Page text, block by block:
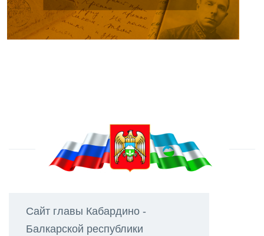
Сайт главы Кабардино -
Балкарской республики